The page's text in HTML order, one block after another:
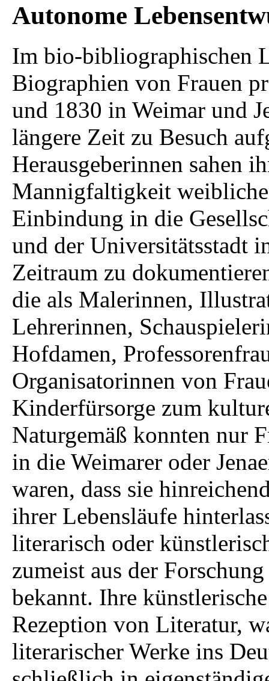
Autonome
Im bio-bibliographischen
Biographien von Frauen
und 1830 in Weimar und
längere Zeit zu Besuch
Herausgeberinnen sahen
Mannigfaltigkeit
Einbindung in die
und der Universitätsstadt
Zeitraum zu
die als Malerinnen,
Lehrerinnen,
Hofdamen,
Organisatorinnen von
Kinderfürsorge zum
Naturgemäß konnten nur
in die Weimarer oder
waren, dass sie
ihrer Lebensläufe
literarisch oder
zumeist aus der
bekannt. Ihre
Rezeption von Literatur,
literarischer Werke ins